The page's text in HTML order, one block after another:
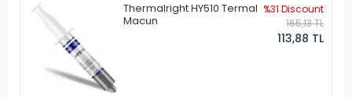
Thermalright HY510 Termal
Macun
%31 Discount
165,13 TL
113,88 TL